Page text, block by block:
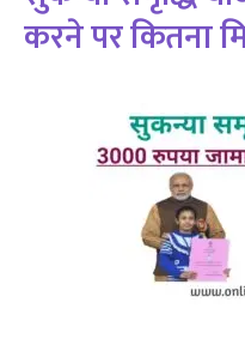
करने पर कितना